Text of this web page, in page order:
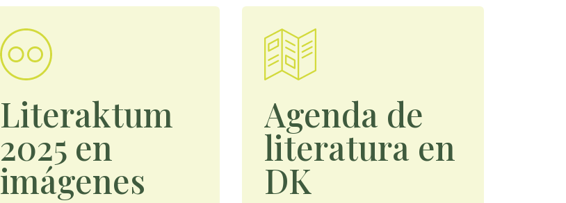
Literaktum
2025 en
imágenes
Agenda de
literatura en
DK